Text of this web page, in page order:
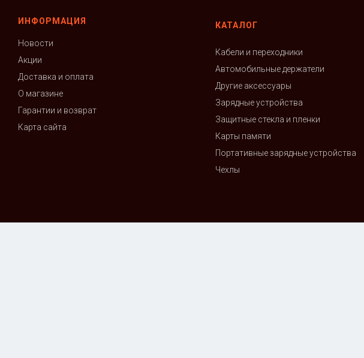
ИНФОРМАЦИЯ
Новости
Акции
Доставка и оплата
О магазине
Гарантии и возврат
Карта сайта
КАТАЛОГ
Кабели и переходники
Автомобильные держатели
Другие аксессуары
Зарядные устройства
Защитные стекла и пленки
Карты памяти
Портативные зарядные устройства
Чехлы